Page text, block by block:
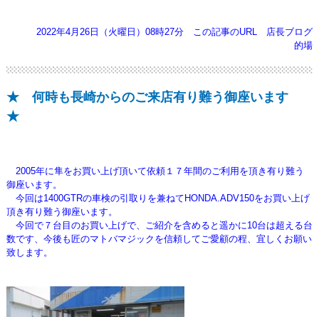
2022年4月26日（火曜日）08時27分 この記事のURL
店長ブログ
的場
★ 何時も長崎からのご来店有り難う御座います
★
2005年に隼をお買い上げ頂いて依頼１７年間のご利用を頂き有り難う
御座います。
今回は1400GTRの車検の引取りを兼ねてHONDA.ADV150をお買い上げ
頂き有り難う御座います。
今回で７台目のお買い上げで、 ご紹介を含めると遥かに10台は超える台
数です、今後も匠のマトバマジック を信頼してご愛顧の程、宜しくお願い
致します。